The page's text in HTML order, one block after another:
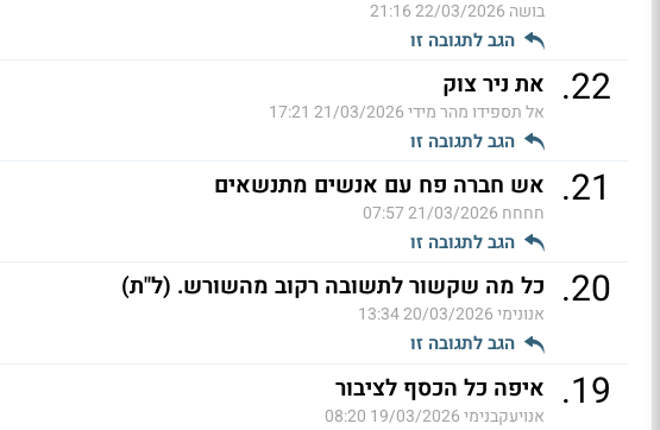
בושה 22/03/2026 21:16
הגב לתגובה זו
22
. את ניר צוק
אל תספידו מהר מידי21/03/2026 17:21
הגב לתגובה זו
21
. אש חברה פח עם אנשים מתנשאים
חחחח 21/03/2026 07:57
הגב לתגובה זו
20
. כל מה שקשור לתשובה רקוב מהשורש. (ל"ת)
אנונימי20/03/2026 13:34
הגב לתגובה זו
19
. איפה כל הכסף לציבור
אנויעקבנימי19/03/2026 08:20